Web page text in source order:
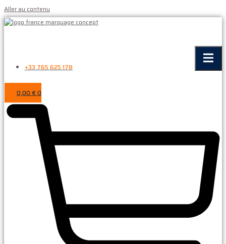
Aller au contenu
+33 765 625 178
0,00 €0